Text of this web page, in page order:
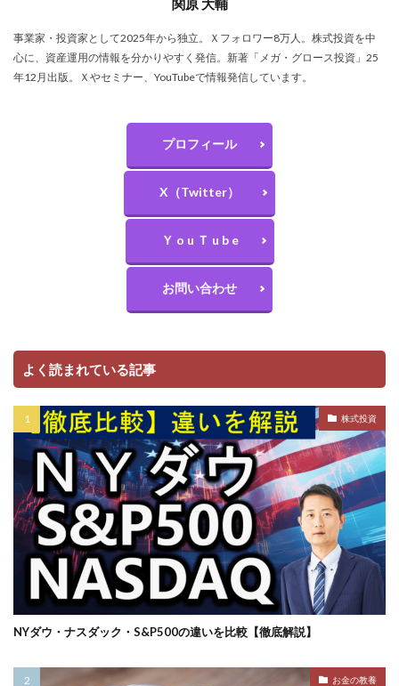
関原 大輔
事業家・投資家として2025年から独立。Ｘフォロワー8万人。株式投資を中
心に、資産運用の情報を分かりやすく発信。新著「メガ・グロース投資」25
年12月出版。Ｘやセミナー、YouTubeで情報発信しています。
プロフィール
X（Twitter）
Ｙ o u Ｔ u b e
お問い合わせ
よく読まれている記事
株式投資
NYダウ・ナスダック・S&P500の違いを比較【徹底解説】
お金の教養